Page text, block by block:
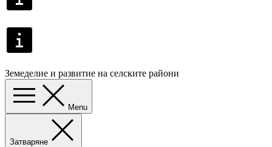
Земеделие и развитие на селските райони
Menu
Затваряне